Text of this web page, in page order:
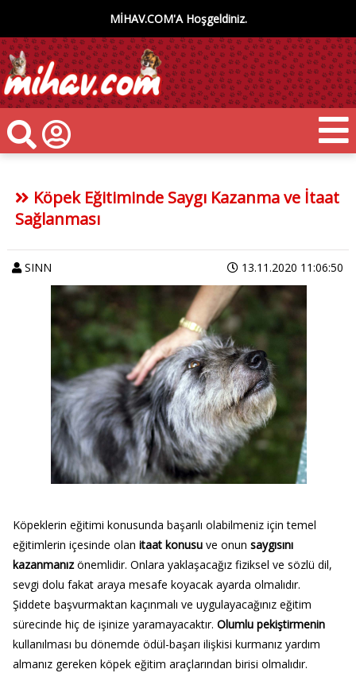
MİHAV.COM'A Hoşgeldiniz.
Köpek Eğitiminde Saygı Kazanma ve İtaat
Sağlanması
SINN 13.11.2020 11:06:50
Köpeklerin eğitimi konusunda başarılı olabilmeniz için temel
eğitimlerin içesinde olan itaat konusuve onun saygısını
kazanmanızönemlidir. Onlara yaklaşacağız fiziksel ve sözlü dil,
sevgi dolu fakat araya mesafe koyacak ayarda olmalıdır.
Şiddete başvurmaktan kaçınmalı ve uygulayacağınız eğitim
sürecinde hiç de işinize yaramayacaktır. Olumlu pekiştirmenin
kullanılması bu dönemde ödül-başarı ilişkisi kurmanız yardım
almanız gereken köpek eğitim araçlarından birisi olmalıdır.